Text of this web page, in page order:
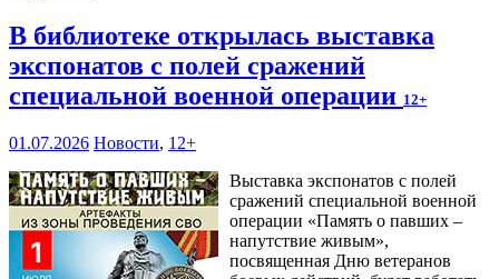
В библиотеке открылась выставка
экспонатов с полей сражений
специальной военной операции 12+
01.07.2026 Новости, 12+
Выставка экспонатов с полей
сражений специальной военной
операции «Память о павших –
напутствие живым»,
посвященная Дню ветеранов